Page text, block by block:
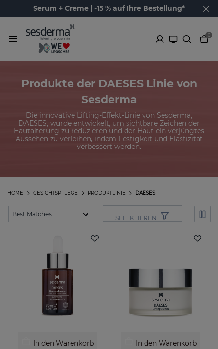
Serum + Creme | -15 % auf Ihre Bestellung*
0
Produkte der DAESES Linie von
Sesderma
Die innovative Lifting-Effekt-Linie von Sesderma,
DAESES, wurde entwickelt, um sichtbare Zeichen der
Hautalterung zu reduzieren und der Haut ein verjüngtes
Aussehen zu verleihen, indem Festigkeit und Elastizität
verbessert werden.
DAESES
PRODUKTLINIE
GESICHTSPFLEGE
HOME
SELEKTIEREN
In den Warenkorb In den Warenkorb